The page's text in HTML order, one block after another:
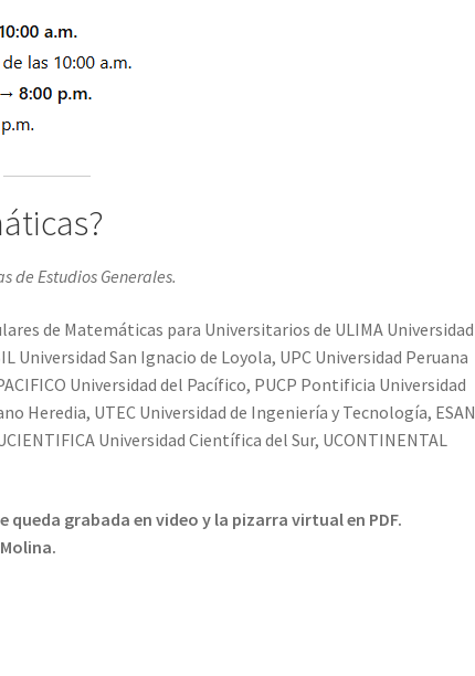
de Estudios Generales.
de Matemáticas para Universitarios de ULIMA Universidad
Universidad San Ignacio de Loyola, UPC Universidad Peruana
Universidad del Pacífico, PUCP Pontificia Universidad
Heredia, UTEC Universidad de Ingeniería y Tecnología, ESAN
Universidad Científica del Sur, UCONTINENTAL
queda grabada en video y la pizarra virtual en PDF.